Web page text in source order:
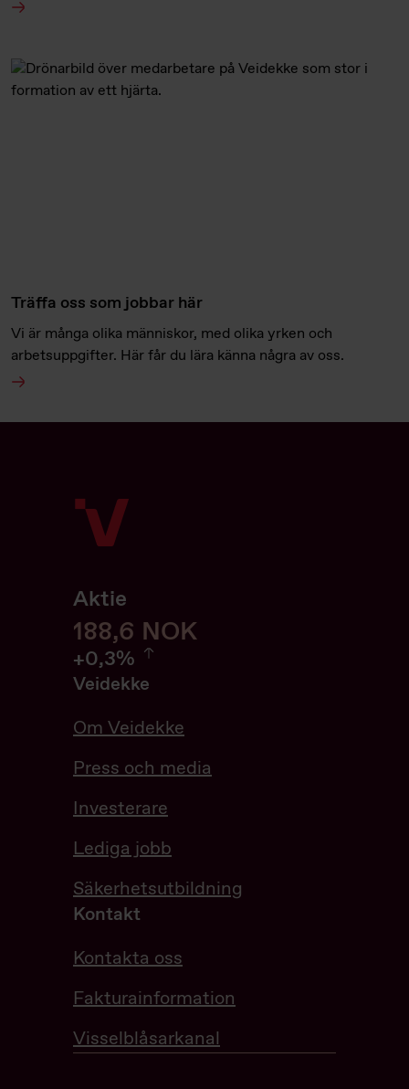
Träffa oss som jobbar här
Vi är många olika människor, med olika yrken och
arbetsuppgifter. Här får du lära känna några av oss.
Aktie
188,6 NOK188,6
+0,3%
0.32%
Veidekke
Om Veidekke
Press och media
Investerare
Lediga jobb
Säkerhetsutbildning
Kontakt
Kontakta oss
Fakturainformation
Visselblåsarkanal